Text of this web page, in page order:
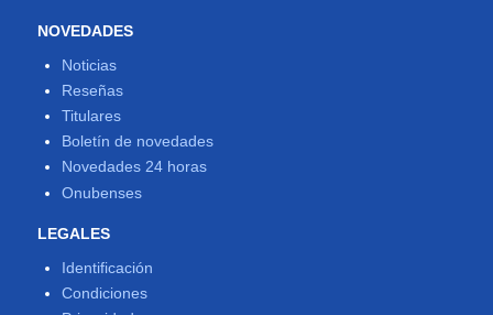
NOVEDADES
Noticias
Reseñas
Titulares
Boletín de novedades
Novedades 24 horas
Onubenses
LEGALES
Identificación
Condiciones